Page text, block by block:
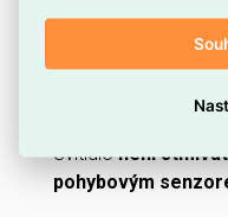
Barva
prachu a silnému
Svítidlonení
pohybovým